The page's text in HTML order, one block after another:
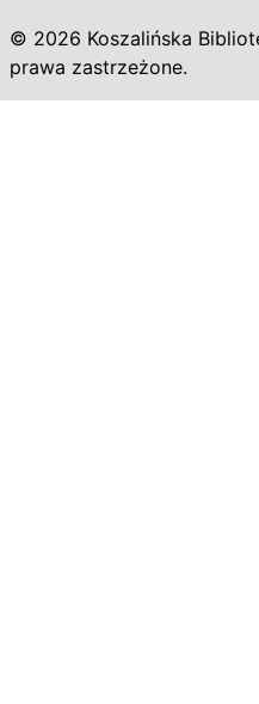
© 2026 Koszalińska
prawa zastrzeżone.